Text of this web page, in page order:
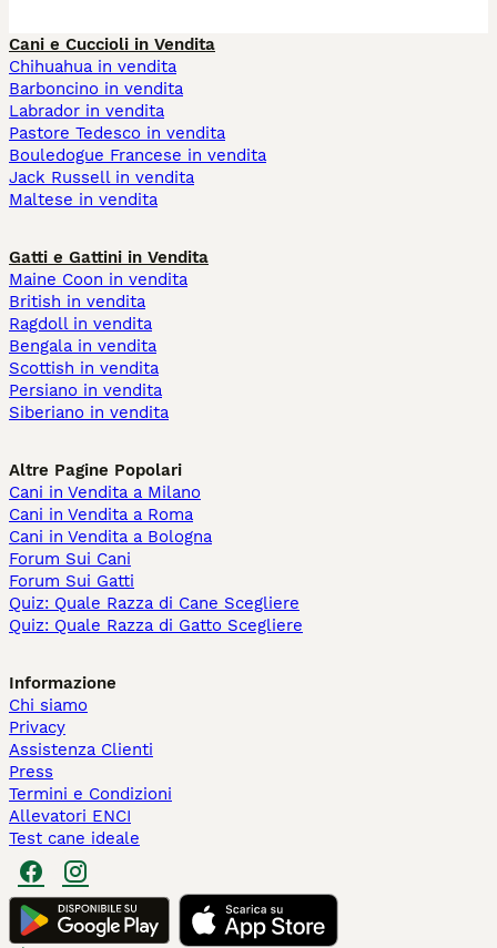
Cani e Cuccioli in Vendita
Chihuahua in vendita
Barboncino in vendita
Labrador in vendita
Pastore Tedesco in vendita
Bouledogue Francese in vendita
Jack Russell in vendita
Maltese in vendita
Gatti e Gattini in Vendita
Maine Coon in vendita
British in vendita
Ragdoll in vendita
Bengala in vendita
Scottish in vendita
Persiano in vendita
Siberiano in vendita
Altre Pagine Popolari
Cani in Vendita a Milano
Cani in Vendita a Roma
Cani in Vendita a Bologna
Forum Sui Cani
Forum Sui Gatti
Quiz: Quale Razza di Cane Scegliere
Quiz: Quale Razza di Gatto Scegliere
Informazione
Chi siamo
Privacy
Assistenza Clienti
Press
Termini e Condizioni
Allevatori ENCI
Test cane ideale